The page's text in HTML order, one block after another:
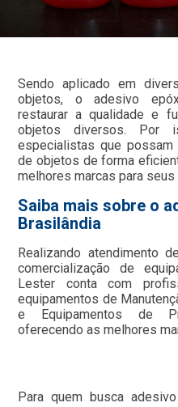
Sendo aplicado em
objetos, o adesivo
restaurar a qualidade e
objetos diversos. Por
especialistas que possam
de objetos de forma
melhores marcas para
Saiba mais sobre o
Brasilândia
Realizando atendimento
comercialização de
Lester conta com
equipamentos de
e Equipamentos de
oferecendo as melhores
Para quem busca